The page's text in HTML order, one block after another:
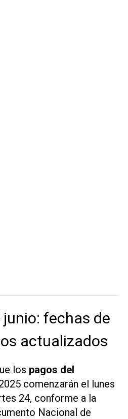
junio: fechas de
actualizados
los pagos del
comenzarán el lunes
24, conforme a la
Nacional de